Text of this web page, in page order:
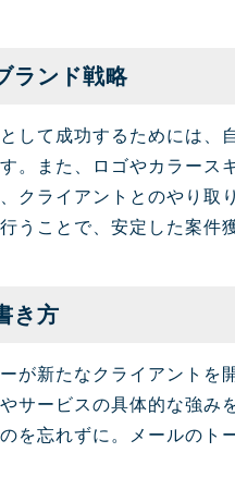
ランド戦略
して成功するためには
。また、ロゴやカラー
クライアントとのやり取
うことで、安定した案件
き方
が新たなクライアントを
サービスの具体的な強
を忘れずに。メールのト